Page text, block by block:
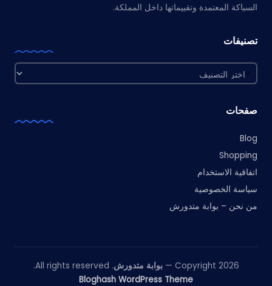
السباكة المعتمدة وتقييماتها داخل المملكة.
تصنيفات
تصنيفات
صفحات
Blog
Shopping
اتفاقية الاستخدام
سياسة الخصوصية
من نحن – بوابة متدورش
Copyright 2026 — بوابة متدورش. All rights reserved.
Bloghash WordPress Theme